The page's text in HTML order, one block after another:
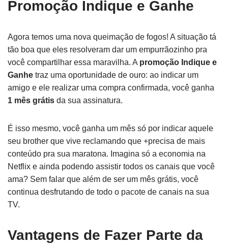
Promoção Indique e Ganhe
Agora temos uma nova queimação de fogos! A situação tá
tão boa que eles resolveram dar um empurrãozinho pra
você compartilhar essa maravilha. A promoção Indique e
Ganhe traz uma oportunidade de ouro: ao indicar um
amigo e ele realizar uma compra confirmada, você ganha
1 mês grátis da sua assinatura.
É isso mesmo, você ganha um mês só por indicar aquele
seu brother que vive reclamando que +precisa de mais
conteúdo pra sua maratona. Imagina só a economia na
Netflix e ainda podendo assistir todos os canais que você
ama? Sem falar que além de ser um mês grátis, você
continua desfrutando de todo o pacote de canais na sua
TV.
Vantagens de Fazer Parte da